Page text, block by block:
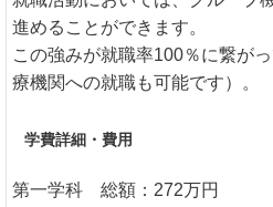
進めることができます。
この強みが就職率100％に繋が
療機関への就職も可能です）。
学費詳細・費用
第一学科 総額：272万円